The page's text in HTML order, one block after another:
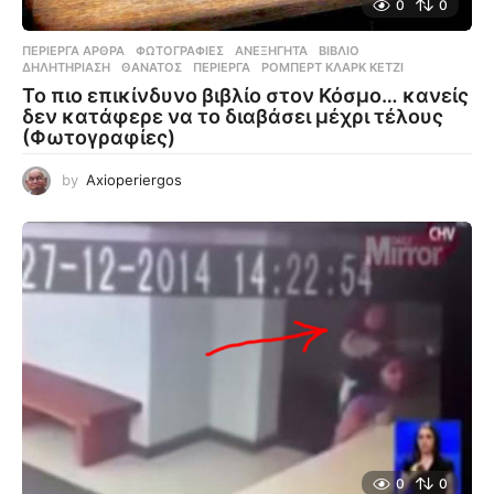
0 0
ΠΕΡΊΕΡΓΑ ΆΡΘΡΑ ,ΦΩΤΟΓΡΑΦΊΕΣ ΑΝΕΞΉΓΗΤΑ ,ΒΙΒΛΊΟ
ΔΗΛΗΤΗΡΊΑΣΗ
,ΘΆΝΑΤΟΣ ,ΠΕΡΊΕΡΓΑ ,ΡΌΜΠΕΡΤ ΚΛΑΡΚ ΚΈΤΖΙ
Το πιο επικίνδυνο βιβλίο στον Κόσμο… κανείς
δεν κατάφερε να το διαβάσει μέχρι τέλους
(Φωτογραφίες)
by Axioperiergos
0 0